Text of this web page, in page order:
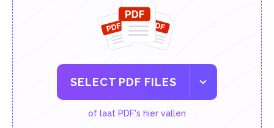
SELECT PDF FILES
of laat PDF's hier vallen